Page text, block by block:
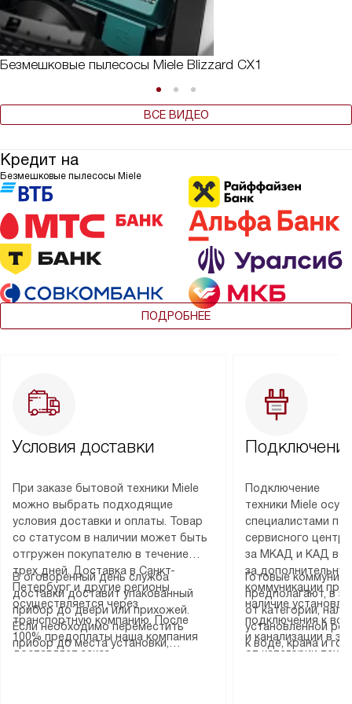
Безмешковые пылесосы Miele Blizzard CX1
ВСЕ ВИДЕО
Кредит на
Безмешковые пылесосы Miele
ПОДРОБНЕЕ
Условия доставки
При заказе бытовой техники Miele
можно выбрать подходящие
условия доставки и оплаты. Товар
со статусом в наличии может быть
отгружен покупателю в течение
трех дней. Доставка в Санкт-
Петербург и другие регионы
осуществляется через
транспортную компанию. После
100% предоплаты наша компания
доставляет заказ
В оговоренный день служба
доставки доставит упакованный
прибор до двери или прихожей.
Если необходимо переместить
прибор до места установки,
Подключение
техники Miele
специалистами
сервисного
за МКАД и КАД
за
коммуникации
наличие
подключения к
и канализации в
от категории
Готовые
предполагают, в
от категории,
установленной
к воде, крана и